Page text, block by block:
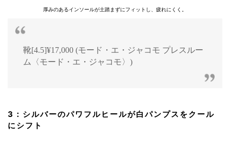
厚みのあるインソールが土踏まずにフィットし、疲れにくく。
靴[4.5]¥17,000 (モード・エ・ジャコモ プレスルー
ム〈モード・エ・ジャコモ〉)
3：シルバーのパワフルヒールが白パンプスをクール
にシフト